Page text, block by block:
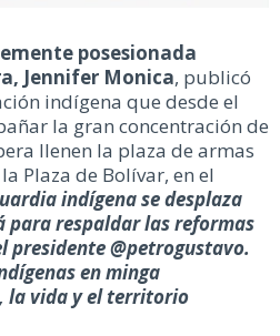
posesionada
Jennifer Monica, publicó
indígena que desde el
la gran concentración de
llenen la plaza de armas
Plaza de Bolívar, en el
indígena se desplaza
para respaldar las reformas
presidente @petrogustavo.
en minga
la vida y el territorio